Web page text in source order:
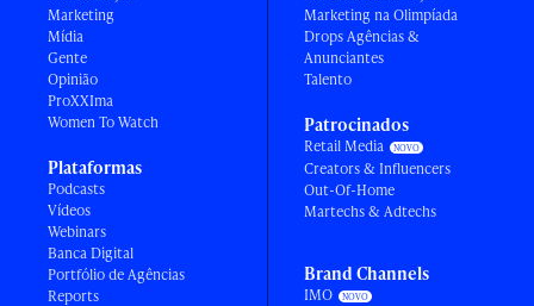
Marketing
Mídia
Gente
Opinião
ProXXIma
Women To Watch
Plataformas
Podcasts
Vídeos
Webinars
Banca Digital
Portfólio de Agências
Reports
Marketing na Olimpíada
Drops Agências &
Anunciantes
Talento
Patrocinados
Retail Media
Creators & Influencers
Out-Of-Home
Martechs & Adtechs
Brand Channels
IMO